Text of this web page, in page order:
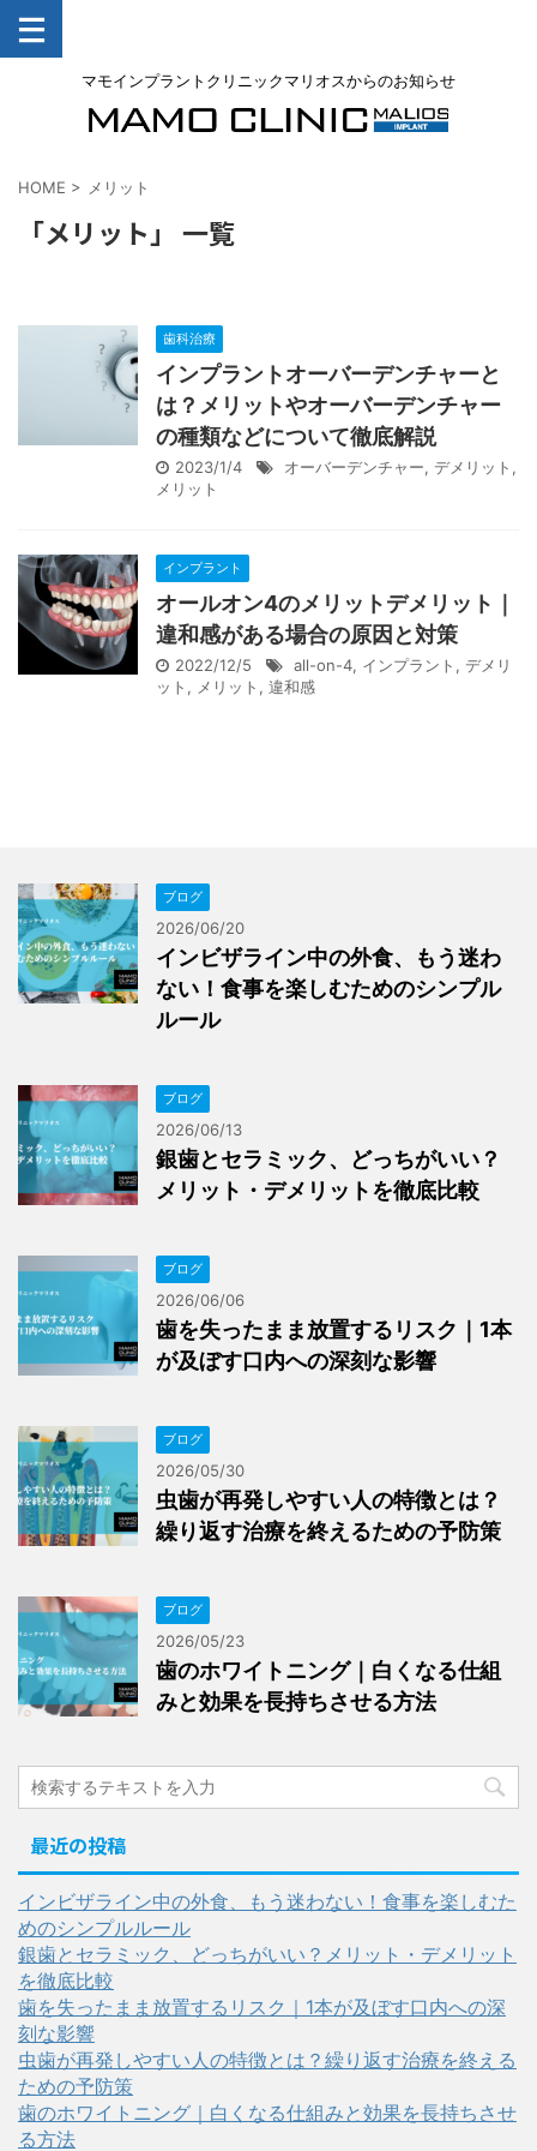
マモインプラントクリニックマリオスからのお知らせ
HOME > メリット
「メリット」 一覧
歯科治療
インプラントオーバーデンチャーと
は？メリットやオーバーデンチャー
の種類などについて徹底解説
2023/1/4 オーバーデンチャー, デメリット ,
メリット
インプラント
オールオン4のメリットデメリット｜
違和感がある場合の原因と対策
2022/12/5 all-on-4, インプラント , デメリ
ット , メリット , 違和感
ブログ
2026/06/20
インビザライン中の外食、もう迷わ
ない！食事を楽しむためのシンプル
ルール
ブログ
2026/06/13
銀歯とセラミック、どっちがいい？
メリット・デメリットを徹底比較
ブログ
2026/06/06
歯を失ったまま放置するリスク｜1本
が及ぼす口内への深刻な影響
ブログ
2026/05/30
虫歯が再発しやすい人の特徴とは？
繰り返す治療を終えるための予防策
ブログ
2026/05/23
歯のホワイトニング｜白くなる仕組
みと効果を長持ちさせる方法
最近の投稿
インビザライン中の外食、もう迷わない！食事を楽しむた
めのシンプルルール
銀歯とセラミック、どっちがいい？メリット・デメリット
を徹底比較
歯を失ったまま放置するリスク｜1本が及ぼす口内への深
刻な影響
虫歯が再発しやすい人の特徴とは？繰り返す治療を終える
ための予防策
歯のホワイトニング｜白くなる仕組みと効果を長持ちさせ
る方法